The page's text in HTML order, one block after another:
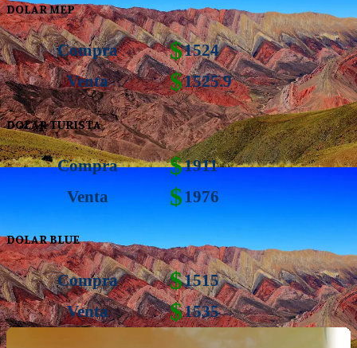
DOLAR MEP
Compra $1524
Venta
$1525.9
DOLAR TURISTA
Compra $1911
Venta
$1976
DOLAR BLUE
Compra $1515
Venta
$1535